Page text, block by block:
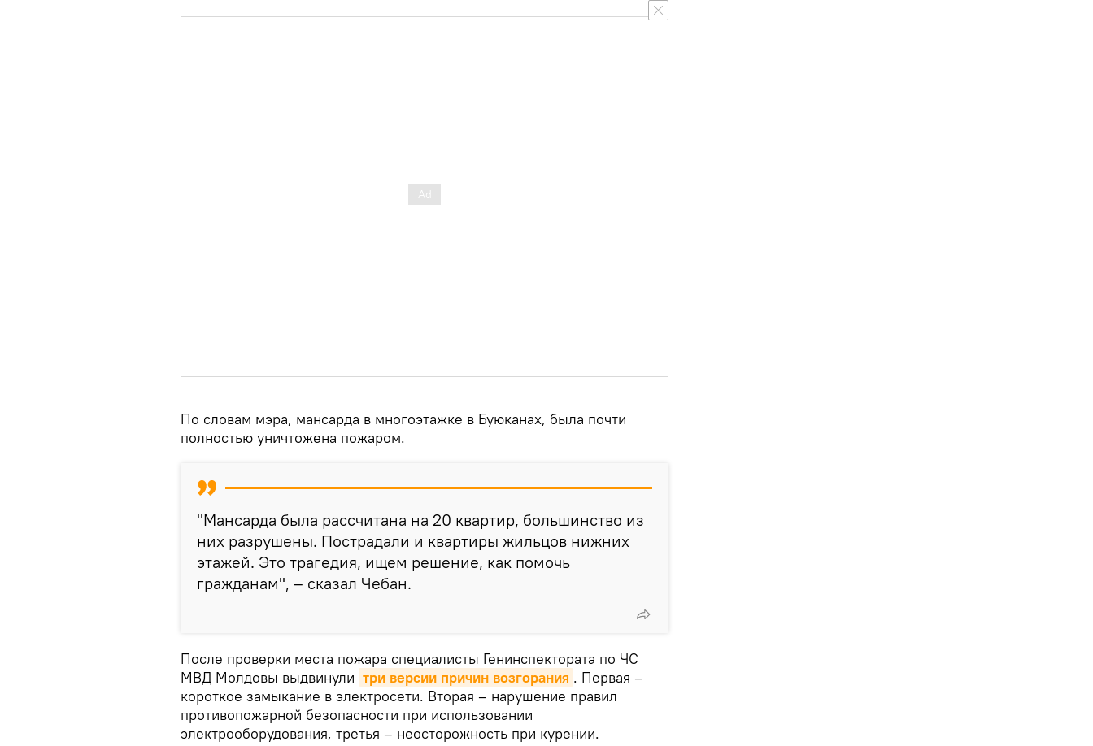
По словам мэра, мансарда в многоэтажке в Буюканах, была почти
полностью уничтожена пожаром.
"Мансарда была рассчитана на 20 квартир, большинство из
них разрушены. Пострадали и квартиры жильцов нижних
этажей. Это трагедия, ищем решение, как помочь
гражданам", – сказал Чебан.
После проверки места пожара специалисты Генинспектората по ЧС
МВД Молдовы выдвинули три версии причин возгорания . Первая –
короткое замыкание в электросети. Вторая – нарушение правил
противопожарной безопасности при использовании
электрооборудования, третья – неосторожность при курении.